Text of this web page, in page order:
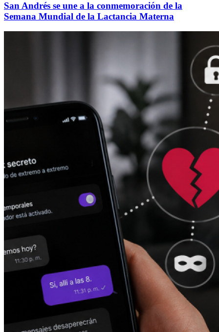
San Andrés se une a la conmemoración de la
Semana Mundial de la Lactancia Materna